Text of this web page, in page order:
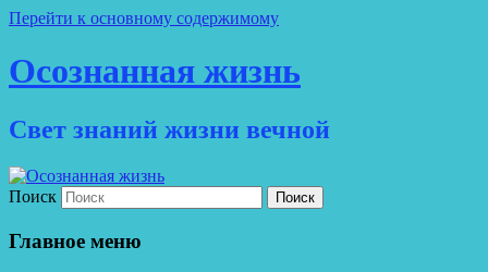
Перейти к основному содержимому
Осознанная жизнь
Свет знаний жизни вечной
Поиск
Главное меню